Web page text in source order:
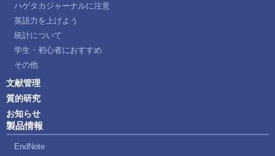
ハゲタカジャーナルに注意
英語力を上げよう
統計について
学生・初心者におすすめ
その他
文献管理
質的研究
お知らせ
製品情報
EndNote